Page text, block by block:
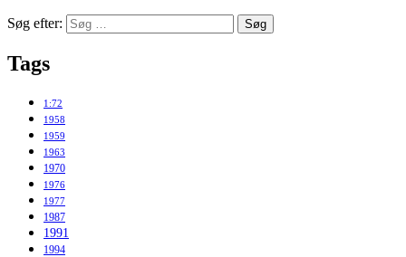
Søg efter:
Tags
1:72
1958
1959
1963
1970
1976
1977
1987
1991
1994